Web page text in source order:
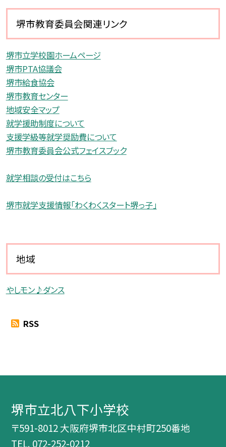
堺市教育委員会関連リンク
堺市立学校園ホームページ
堺市PTA協議会
堺市給食協会
堺市教育センター
地域安全マップ
就学援助制度について
支援学級等就学奨励費について
堺市教育委員会公式フェイスブック
就学相談の受付はこちら
堺市就学支援情報「わくわくスタート堺っ子」
地域
やしモン♪ダンス
RSS
堺市立北八下小学校
〒591-8012 大阪府堺市北区中村町250番地
TEL. 072-252-0212